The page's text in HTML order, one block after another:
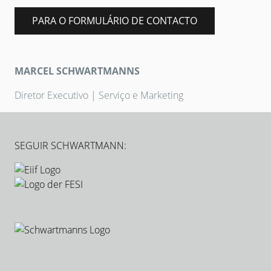
PARA O FORMULÁRIO DE CONTACTO
MARCEL SCHWARTMANNS
Diretor Executivo | Serviço e Marketing
SEGUIR SCHWARTMANN: